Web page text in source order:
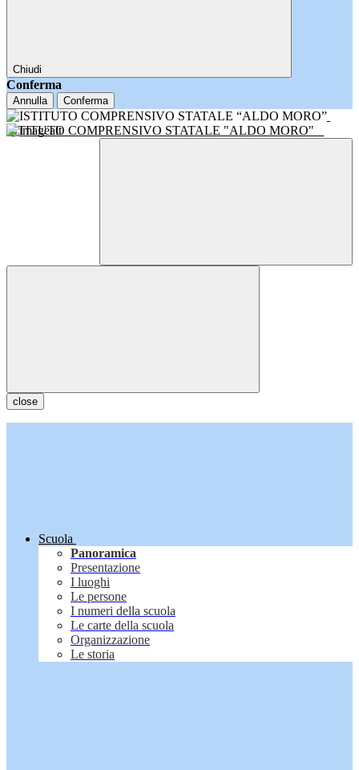
Chiudi
Conferma
Annulla Conferma
ISTITUTO COMPRENSIVO STATALE "ALDO MORO"
close
Scuola
Panoramica
Presentazione
I luoghi
Le persone
I numeri della scuola
Le carte della scuola
Organizzazione
Le storia